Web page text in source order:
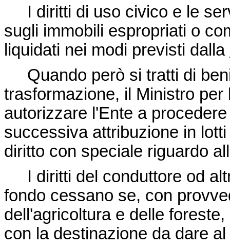
I diritti di uso civico e le
sugli immobili espropriati o
liquidati nei modi previsti dalla
Quando però si tratti di
trasformazione, il Ministro
autorizzare l'Ente a
successiva attribuzione in
diritto con speciale riguardo
I diritti del conduttore od
fondo cessano se, con
dell'agricoltura e delle
con la destinazione da dare